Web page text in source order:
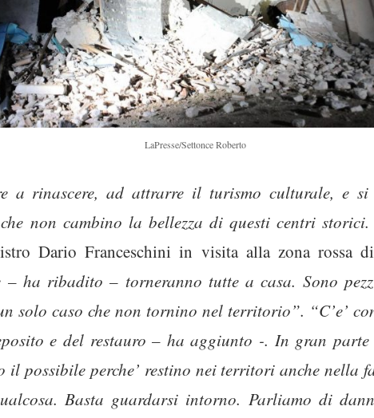
LaPresse/Settonce Roberto
a rinascere, ad attrarre il turismo culturale, e
non cambino la bellezza di questi centri storici.
Dario Franceschini in visita alla zona rossa
– ha ribadito – torneranno tutte a casa. Sono
solo caso che non tornino nel territorio”. “C’e’
e del restauro – ha aggiunto -. In gran
possibile perche’ restino nei territori anche nella
Basta guardarsi intorno. Parliamo di